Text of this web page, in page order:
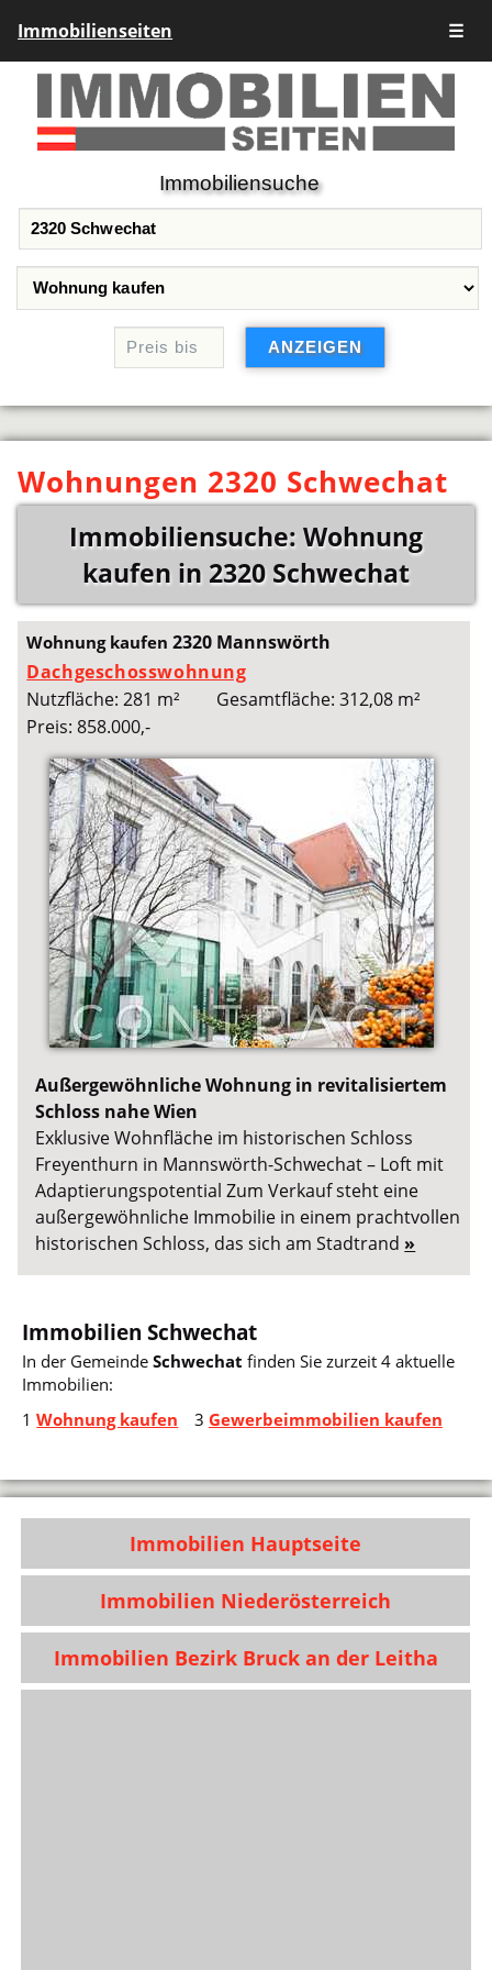
Immobilienseiten ☰
Immobiliensuche
Wohnungen 2320 Schwechat
Immobiliensuche: Wohnung
kaufen in 2320 Schwechat
Wohnung kaufen2320 Mannswörth
Dachgeschosswohnung
Nutzfläche: 281 m²
Gesamtfläche: 312,08 m²
Preis: 858.000,-
Außergewöhnliche Wohnung in revitalisiertem
Schloss nahe Wien
Exklusive Wohnfläche im historischen Schloss
Freyenthurn in Mannswörth-Schwechat – Loft mit
Adaptierungspotential Zum Verkauf steht eine
außergewöhnliche Immobilie in einem prachtvollen
historischen Schloss, das sich am Stadtrand »
Immobilien Schwechat
In der GemeindeSchwechat finden Sie zurzeit 4 aktuelle
Immobilien:
1Wohnung kaufen 3 Gewerbeimmobilien kaufen
Immobilien Hauptseite
Immobilien Niederösterreich
Immobilien Bezirk Bruck an der Leitha